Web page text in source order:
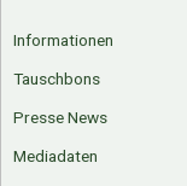
Informationen
Tauschbons
Presse News
Mediadaten